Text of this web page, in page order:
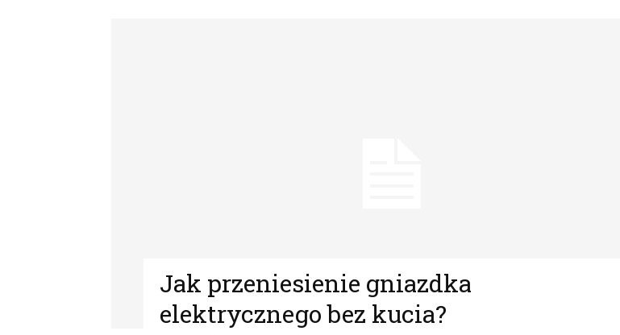
Jak przeniesienie gniazdka
elektrycznego bez kucia?